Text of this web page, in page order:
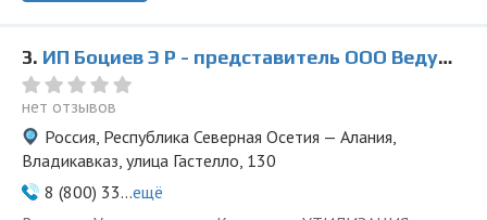
3. ИП Боциев Э Р - представитель ООО Ведущая Утилизирующая Компания
нет отзывов
Россия, Республика Северная Осетия — Алания,
Владикавказ, улица Гастелло, 130
8 (800) 33...ещё